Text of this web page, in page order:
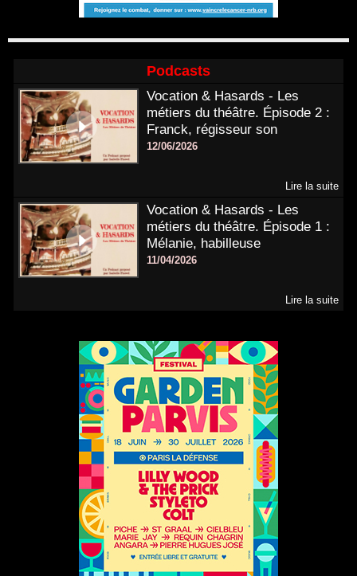
Podcasts
Vocation & Hasards - Les
métiers du théâtre. Épisode 2 :
Franck, régisseur son
12/06/2026
Lire la suite
Vocation & Hasards - Les
métiers du théâtre. Épisode 1 :
Mélanie, habilleuse
11/04/2026
Lire la suite